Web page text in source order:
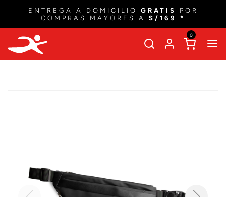
ENTREGA A DOMICILIO GRATIS
POR
COMPRAS MAYORES A S/169 *
0